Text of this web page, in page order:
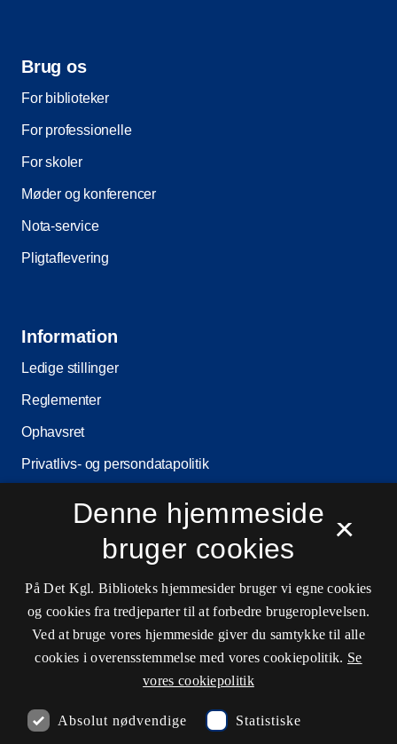
Brug os
For biblioteker
For professionelle
For skoler
Møder og konferencer
Nota-service
Pligtaflevering
Information
Ledige stillinger
Reglementer
Ophavsret
Privatlivs- og persondatapolitik
Cookieindstillinger
Kontaktinformationer
Åbningstider
×
Denne hjemmeside
bruger cookies
På Det Kgl. Biblioteks hjemmesider bruger vi egne cookies
og cookies fra tredjeparter til at forbedre brugeroplevelsen.
Ved at bruge vores hjemmeside giver du samtykke til alle
cookies i overensstemmelse med vores cookiepolitik. Se
vores cookiepolitik
Absolut nødvendige Statistiske